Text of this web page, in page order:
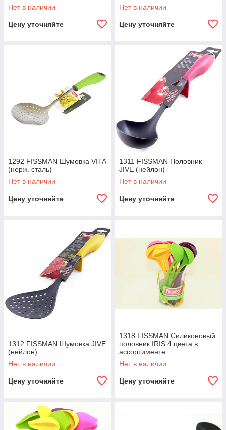
Нет в наличии
Цену уточняйте
Нет в наличии
Цену уточняйте
1292 FISSMAN Шумовка VITA
(нерж. сталь)
Нет в наличии
Цену уточняйте
1311 FISSMAN Половник
JIVE (нейлон)
Нет в наличии
Цену уточняйте
1312 FISSMAN Шумовка JIVE
(нейлон)
Нет в наличии
Цену уточняйте
1318 FISSMAN Силиконовый
половник IRIS 4 цвета в
ассортименте
Нет в наличии
Цену уточняйте